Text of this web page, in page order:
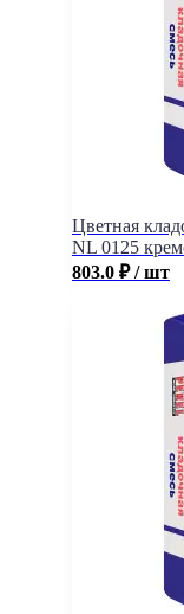
Цветная
NL 0125
803.0 ₽ / шт